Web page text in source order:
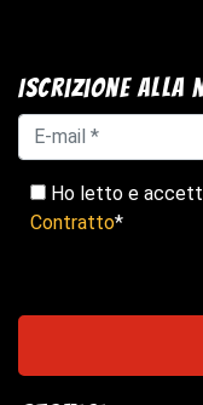
Iscrizione alla
Ho letto e
Contratto*